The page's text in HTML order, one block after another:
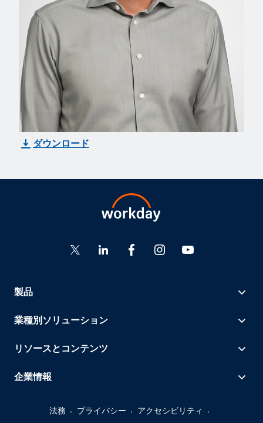
ダウンロード
製品
業種別ソリューション
リソースとコンテンツ
企業情報
法務 プライバシー アクセシビリティ